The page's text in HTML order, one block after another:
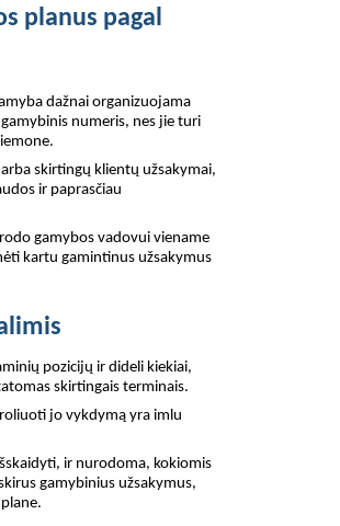
planus pagal
dažnai organizuojama
numeris, nes jie turi
skirtingų klientų užsakymai,
ir paprasčiau
gamybos vadovui viename
kartu gamintinus užsakymus
pozicijų ir dideli kiekiai,
skirtingais terminais.
jo vykdymą yra imlu
ir nurodoma, kokiomis
gamybinius užsakymus,